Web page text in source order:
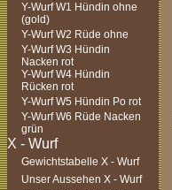
Y-Wurf W1 Hündin ohne
(gold)
Y-Wurf W2 Rüde ohne
Y-Wurf W3 Hündin
Nacken rot
Y-Wurf W4 Hündin
Rücken rot
Y-Wurf W5 Hündin Po rot
Y-Wurf W6 Rüde Nacken
grün
Gewichtstabelle X - Wurf
Unser Aussehen X - Wurf